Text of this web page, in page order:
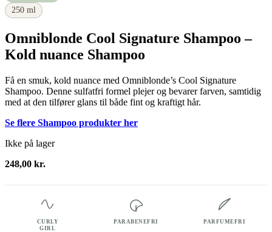
250 ml
Omniblonde Cool Signature Shampoo –
Kold nuance Shampoo
Få en smuk, kold nuance med Omniblonde’s Cool Signature
Shampoo. Denne sulfatfri formel plejer og bevarer farven, samtidig
med at den tilfører glans til både fint og kraftigt hår.
Se flere Shampoo produkter her
Ikke på lager
248,00 kr.
CURLY
GIRL
PARABENEFRI PARFUMEFRI